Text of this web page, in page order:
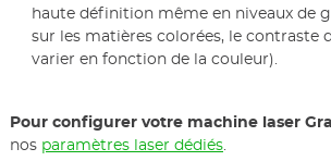
haute définition même en niveaux de
sur les matières colorées, le contraste
varier en fonction de la couleur).
Pour configurer votre machine laser
nos paramètres laser dédiés.